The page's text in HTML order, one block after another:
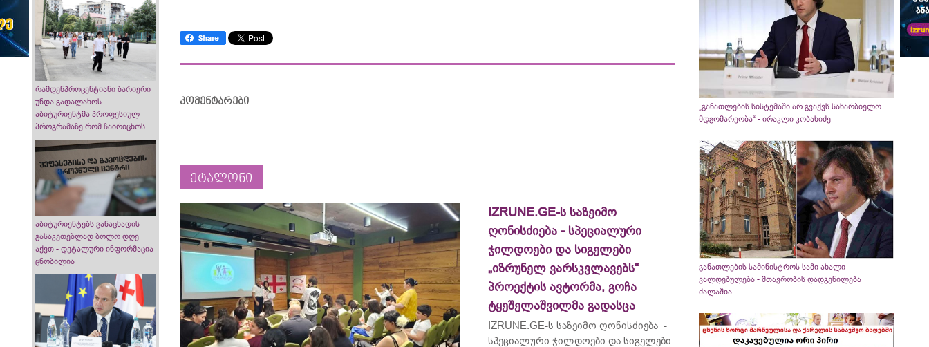
რამდენპროცენტიანი ბარიერი
უნდა გადალახოს
აბიტურიენტმა პროფესიულ
პროგრამაზე რომ ჩაირიცხოს
აბიტურიენტებს განაცხადის
გასაკეთებლად ბოლო დღე
აქვთ - დეტალური ინფორმაცია
ცნობილია
კომენტარები
ეტალონი
IZRUNE.GE-ს საზეიმო
ღონისძიება - სპეციალური
ჯილდოები და სიგელები
„იზრუნელ ვარსკვლავებს“
პროექტის ავტორმა, გოჩა
ტყეშელაშვილმა გადასცა
IZRUNE.GE-ს საზეიმო ღონისძიება -
სპეციალური ჯილდოები და სიგელები
„განათლების სისტემაში არ გვაქვს სახარბიელო
მდგომარეობა“ - ირაკლი კობახიძე
განათლების სამინისტროს სამი ახალი
ვალდებულება - მთავრობის დადგენილება
ძალაშია